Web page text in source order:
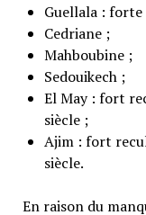
Guellala : forte
Cedriane ;
Mahboubine ;
Sedouikech ;
El May : fort
siècle ;
Ajim : fort
siècle.
En raison du